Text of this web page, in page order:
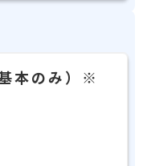
本のみ）※